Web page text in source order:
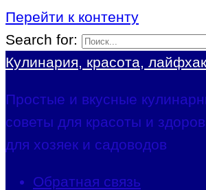
Перейти к контенту
Search for:
Кулинария, красота,
Простые и вкусные
советы для красоты и
для хозяек и садоводов
Обратная связь